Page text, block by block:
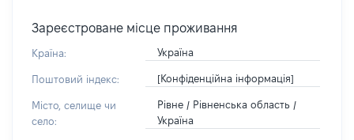
Зареєстроване місце проживання
Країна: Україна
Поштовий індекс: [Конфіденційна інформація]
Місто, селище чи
село:
Рівне / Рівненська область /
Україна